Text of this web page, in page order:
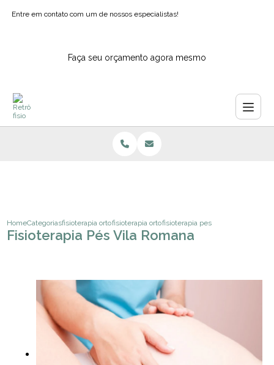
Entre em contato com um de nossos especialistas!
Faça seu orçamento agora mesmo
HomeCategoriasfisioterapia ortopedicafisioterapia ortopedica hospitalar
fisioterapia pes vila romana
Fisioterapia Pés Vila Romana